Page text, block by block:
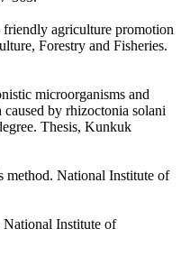
agriculture promotion
Forestry and Fisheries.
microorganisms and
by rhizoctonia solani
Thesis, Kunkuk
method. National Institute of
Institute of